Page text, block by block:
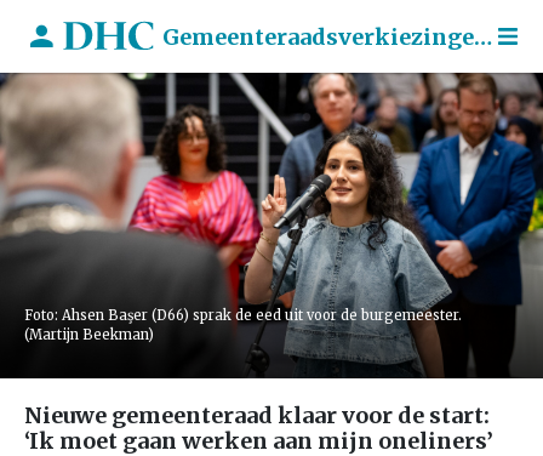
Gemeenteraadsverkiezingen 2026
Foto: Ahsen Başer (D66) sprak de eed uit voor de burgemeester.
(Martijn Beekman)
Nieuwe gemeenteraad klaar voor de start:
‘Ik moet gaan werken aan mijn oneliners’